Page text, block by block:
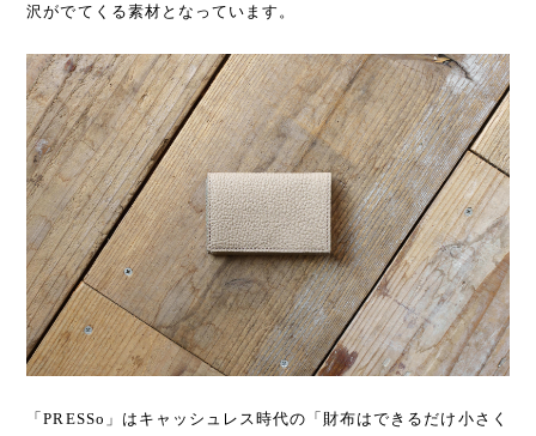
沢がでてくる素材となっています。
「PRESSo」はキャッシュレス時代の「財布はできるだけ小さく